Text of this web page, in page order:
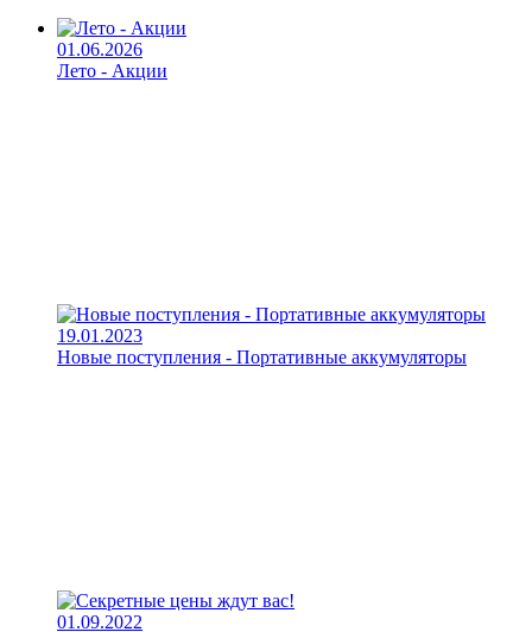
01.06.2026
Лето - Акции
19.01.2023
Новые поступления - Портативные аккумуляторы
01.09.2022